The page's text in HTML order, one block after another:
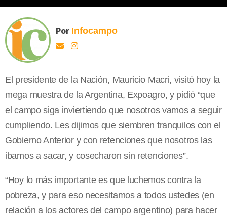
Por Infocampo
El presidente de la Nación, Mauricio Macri, visitó hoy la
mega muestra de la Argentina, Expoagro, y pidió “que
el campo siga inviertiendo que nosotros vamos a seguir
cumpliendo. Les dijimos que siembren tranquilos con el
Gobierno Anterior y con retenciones que nosotros las
ibamos a sacar, y cosecharon sin retenciones”.
“Hoy lo más importante es que luchemos contra la
pobreza, y para eso necesitamos a todos ustedes (en
relación a los actores del campo argentino) para hacer